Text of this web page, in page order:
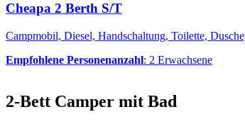
Cheapa 2 Berth S/T
Campmobil, Diesel, Handschaltung, Toilette,
Empfohlene Personenanzahl: 2 Erwachsene
2-Bett Camper mit Bad